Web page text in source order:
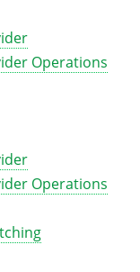
Operations
Operations